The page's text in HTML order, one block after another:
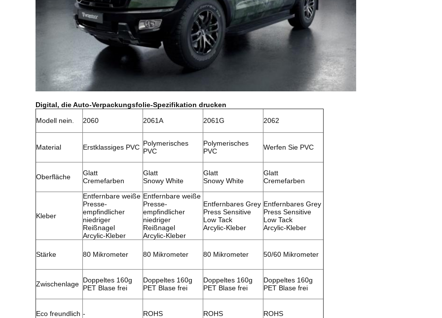
Digital, die Auto-Verpackungsfolie-Spezifikation drucken
Modell nein.
2060 2061A 2061G 2062
Material Erstklassiges PVC Polymerisches
PVC
Polymerisches
PVC
Werfen Sie PVC
Oberfläche
Glatt
Cremefarben
Glatt
Snowy White
Glatt
Snowy White
Glatt
Cremefarben
Kleber
Entfernbare weiße
Presse-
empfindlicher
niedriger
Reißnagel
Arcylic-Kleber
Entfernbare weiße
Presse-
empfindlicher
niedriger
Reißnagel
Arcylic-Kleber
Entfernbares Grey
Press Sensitive
Low Tack
Arcylic-Kleber
Entfernbares Grey
Press Sensitive
Low Tack
Arcylic-Kleber
Stärke 80 Mikrometer 80 Mikrometer 80 Mikrometer 50/60 Mikrometer
Zwischenlage Doppeltes 160g
PET Blase frei
Doppeltes 160g
PET Blase frei
Doppeltes 160g
PET Blase frei
Doppeltes 160g
PET Blase frei
Eco freundlich - ROHS ROHS ROHS